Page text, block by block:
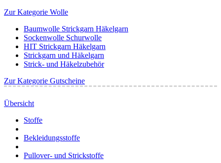
Zur Kategorie Wolle
Baumwolle Strickgarn Häkelgarn
Sockenwolle Schurwolle
HIT Strickgarn Häkelgarn
Strickgarn und Häkelgarn
Strick- und Häkelzubehör
Zur Kategorie Gutscheine
Übersicht
Stoffe
Bekleidungsstoffe
Pullover- und Strickstoffe